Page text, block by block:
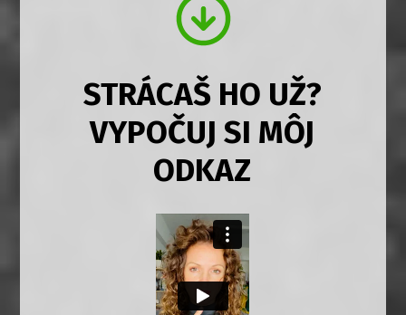
STRÁCAŠ HO UŽ?
VYPOČUJ SI MÔJ
ODKAZ